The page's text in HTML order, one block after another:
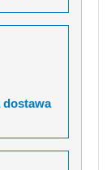
dostawa